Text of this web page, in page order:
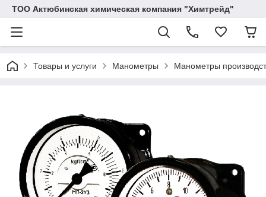
ТОО Актюбинская химическая компания "Химтрейд"
Товары и услуги Манометры Манометры